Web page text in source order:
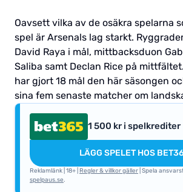
Oavsett vilka av de osäkra spelarna
spel är Arsenals lag starkt.
David Raya i mål, mittbacksduon
Saliba samt Declan Rice på
har gjort 18 mål den här säsongen
sina fem senaste matcher om
1 500 kr i spelkrediter
LÄGG SPELET HOS
Reklamlänk | 18+ | Regler & villkor gäller | Spela
spelpaus.se.